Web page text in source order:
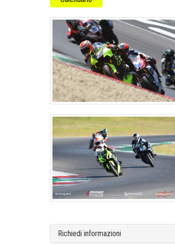
Richiedi informazioni